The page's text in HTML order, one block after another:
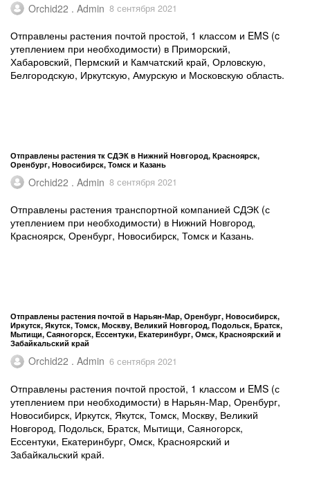
Orchid22 . Admin 8 сентября 2021
Отправлены растения почтой простой, 1 классом и EMS (c
утеплением при необходимости) в Приморский,
Хабаровский, Пермский и Камчатский край, Орловскую,
Белгородскую, Иркутскую, Амурскую и Московскую область.
Отправлены растения тк СДЭК в Нижний Новгород, Красноярск,
Оренбург, Новосибирск, Томск и Казань
Orchid22 . Admin 8 сентября 2021
Отправлены растения транспортной компанией СДЭК (с
утеплением при необходимости) в Нижний Новгород,
Красноярск, Оренбург, Новосибирск, Томск и Казань.
Отправлены растения почтой в Нарьян-Мар, Оренбург, Новосибирск,
Иркутск, Якутск, Томск, Москву, Великий Новгород, Подольск, Братск,
Мытищи, Саяногорск, Ессентуки, Екатеринбург, Омск, Красноярский и
Забайкальский край
Orchid22 . Admin 6 сентября 2021
Отправлены растения почтой простой, 1 классом и EMS (с
утеплением при необходимости) в Нарьян-Мар, Оренбург,
Новосибирск, Иркутск, Якутск, Томск, Москву, Великий
Новгород, Подольск, Братск, Мытищи, Саяногорск,
Ессентуки, Екатеринбург, Омск, Красноярский и
Забайкальский край.